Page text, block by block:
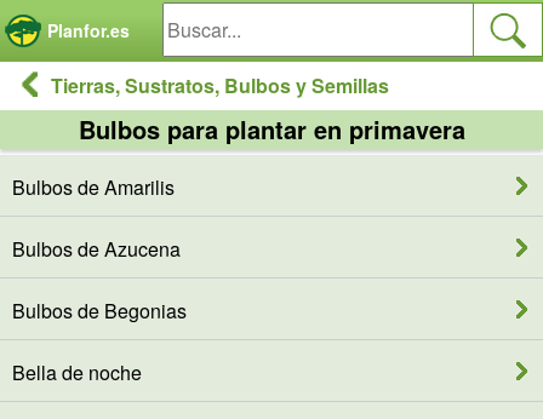
Planfor.es
Tierras, Sustratos, Bulbos y Semillas
Bulbos para plantar en primavera
Bulbos de Amarilis
Bulbos de Azucena
Bulbos de Begonias
Bella de noche
Panel de gestión de cookies